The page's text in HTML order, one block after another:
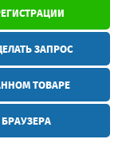
ЗАПРОС
ТОВАРЕ